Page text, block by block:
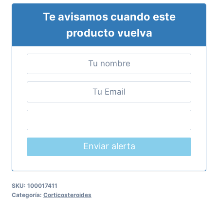
Te avisamos cuando este
producto vuelva
Enviar alerta
SKU: 100017411
Categoría: Corticosteroides